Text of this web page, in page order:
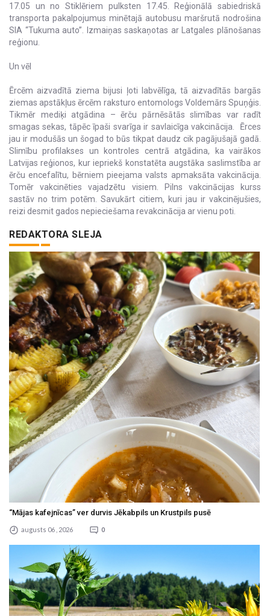
17.05 un no Stiklēriem pulksten 17.45. Reģionālā sabiedriskā
transporta pakalpojumus minētajā autobusu maršrutā nodrošina
SIA “Tukuma auto”. Izmaiņas saskaņotas ar Latgales plānošanas
reģionu.
Un vēl
Ērcēm aizvadītā ziema bijusi ļoti labvēlīga, tā aizvadītās bargās
ziemas apstākļus ērcēm raksturo entomologs Voldemārs Spuņģis.
Tikmēr mediķi atgādina – ērču pārnēsātās slimības var radīt
smagas sekas, tāpēc īpaši svarīga ir savlaicīga vakcinācija. Ērces
jau ir modušās un šogad to būs tikpat daudz cik pagājušajā gadā.
Slimību profilakses un kontroles centrā atgādina, ka vairākos
Latvijas reģionos, kur iepriekš konstatēta augstāka saslimstība ar
ērču encefalītu, bērniem pieejama valsts apmaksāta vakcinācija.
Tomēr vakcinēties vajadzētu visiem. Pilns vakcinācijas kurss
sastāv no trim potēm. Savukārt citiem, kuri jau ir vakcinējušies,
reizi desmit gados nepieciešama revakcinācija ar vienu poti.
REDAKTORA SLEJA
“Mājas kafejnīcas” ver durvis Jēkabpils un Krustpils pusē
augusts 06 , 2026 0